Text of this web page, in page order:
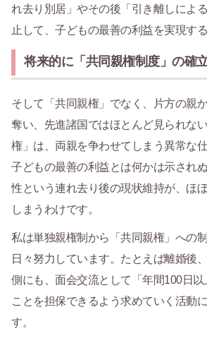
れ去り別居」やその後「引き離しによ
止して、子どもの最善の利益を実現す
将来的に「共同親権制度」の確
そして「共同親権」でなく、片方の親
奪い、先進諸国ではほとんど見られな
権」は、両親を争わせてしまう異常な
子どもの最善の利益とは何かは示され
性という連れ去り後の現状維持が、ほ
しまうわけです。
私は単独親権制から「共同親権」への
日々努力しています。たとえば離婚後
側にも、面会交流として「年間100日以
ことを担保できるよう求めていく活動
す。